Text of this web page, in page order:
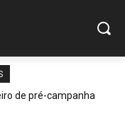
de pré-campanha